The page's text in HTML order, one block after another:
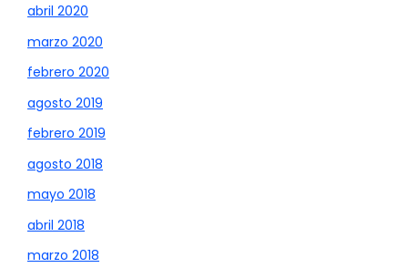
abril 2020
marzo 2020
febrero 2020
agosto 2019
febrero 2019
agosto 2018
mayo 2018
abril 2018
marzo 2018